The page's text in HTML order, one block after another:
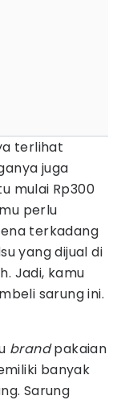
terlihat
juga
mulai Rp300
perlu
terkadang
yang dijual di
Jadi, kamu
sarung ini.
brandpakaian
banyak
Sarung